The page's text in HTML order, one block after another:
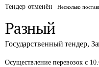
Тендер отменён Несколько
Разный
Государственный тендер,
Осуществление перевозок с